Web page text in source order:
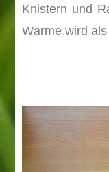
Knistern und
Wärme wird